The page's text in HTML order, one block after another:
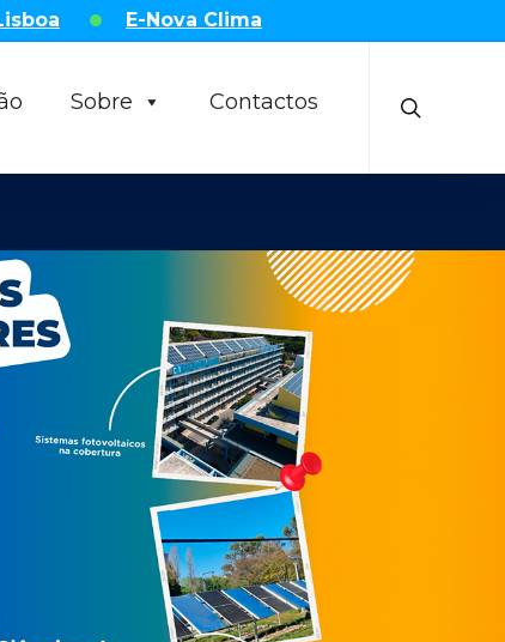
E-Nova Clima
Sobre Contactos